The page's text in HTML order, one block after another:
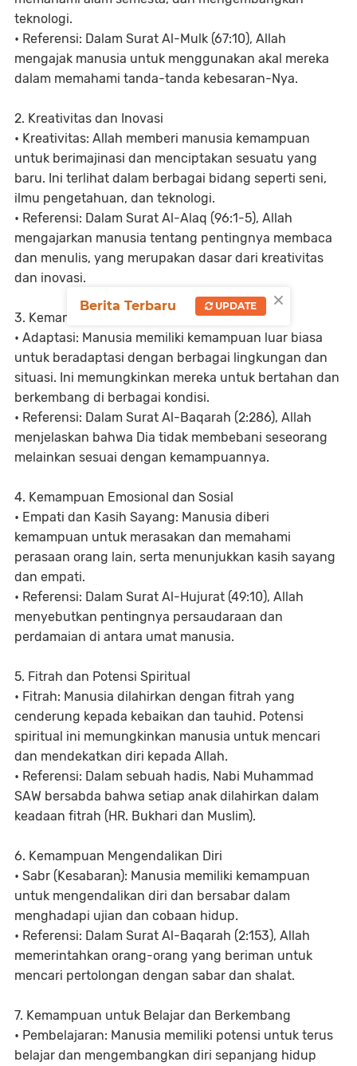
teknologi.
• Referensi: Dalam Surat Al-Mulk (67:10), Allah
mengajak manusia untuk menggunakan akal mereka
dalam memahami tanda-tanda kebesaran-Nya.
2. Kreativitas dan Inovasi
• Kreativitas: Allah memberi manusia kemampuan
untuk berimajinasi dan menciptakan sesuatu yang
baru. Ini terlihat dalam berbagai bidang seperti seni,
ilmu pengetahuan, dan teknologi.
• Referensi: Dalam Surat Al-Alaq (96:1-5), Allah
mengajarkan manusia tentang pentingnya membaca
dan menulis, yang merupakan dasar dari kreativitas
dan inovasi.
3. Kemampuan Beradaptasi dan Bertahan
• Adaptasi: Manusia memiliki kemampuan luar biasa
untuk beradaptasi dengan berbagai lingkungan dan
situasi. Ini memungkinkan mereka untuk bertahan dan
berkembang di berbagai kondisi.
• Referensi: Dalam Surat Al-Baqarah (2:286), Allah
menjelaskan bahwa Dia tidak membebani seseorang
melainkan sesuai dengan kemampuannya.
4. Kemampuan Emosional dan Sosial
• Empati dan Kasih Sayang: Manusia diberi
kemampuan untuk merasakan dan memahami
perasaan orang lain, serta menunjukkan kasih sayang
dan empati.
• Referensi: Dalam Surat Al-Hujurat (49:10), Allah
menyebutkan pentingnya persaudaraan dan
perdamaian di antara umat manusia.
5. Fitrah dan Potensi Spiritual
• Fitrah: Manusia dilahirkan dengan fitrah yang
cenderung kepada kebaikan dan tauhid. Potensi
spiritual ini memungkinkan manusia untuk mencari
dan mendekatkan diri kepada Allah.
• Referensi: Dalam sebuah hadis, Nabi Muhammad
SAW bersabda bahwa setiap anak dilahirkan dalam
keadaan fitrah (HR. Bukhari dan Muslim).
6. Kemampuan Mengendalikan Diri
• Sabr (Kesabaran): Manusia memiliki kemampuan
untuk mengendalikan diri dan bersabar dalam
menghadapi ujian dan cobaan hidup.
• Referensi: Dalam Surat Al-Baqarah (2:153), Allah
memerintahkan orang-orang yang beriman untuk
mencari pertolongan dengan sabar dan shalat.
7. Kemampuan untuk Belajar dan Berkembang
• Pembelajaran: Manusia memiliki potensi untuk terus
belajar dan mengembangkan diri sepanjang hidup
×
Berita Terbaru UPDATE